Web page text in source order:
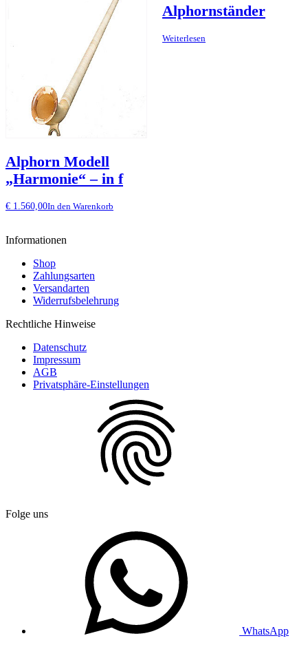
Alphorn Modell
„Harmonie“ – in f
€ 1.560,00In den Warenkorb
Alphornständer
Weiterlesen
Informationen
Shop
Zahlungsarten
Versandarten
Widerrufsbelehrung
Rechtliche Hinweise
Datenschutz
Impressum
AGB
Privatsphäre-Einstellungen
Folge uns
WhatsApp